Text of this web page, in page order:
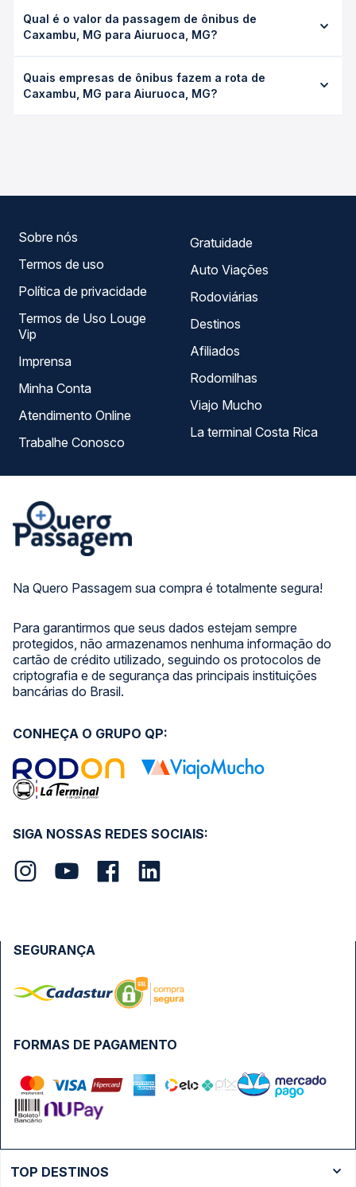
leva em média 0h 55min, podendo variar conforme a
viação, o tipo de serviço (convencional, executivo ou
exata de cada opção na data desejada.
Qual é o valor da passagem de ônibus de
Caxambu, MG para Aiuruoca, MG?
Aiuruoca, MG custa em média R$ 33,00 e varia conforme a
data da viagem, a empresa, o tipo de poltrona e a
Quais empresas de ônibus fazem a rota de
Caxambu, MG para Aiuruoca, MG?
Na Quero Passagem sua compra é totalmente segura!
Para garantirmos que seus dados estejam sempre
protegidos, não armazenamos nenhuma informação do
cartão de crédito utilizado, seguindo os protocolos de
criptografia e de segurança das principais instituições
bancárias do Brasil.
Sobre nós
Termos de uso
Política de privacidade
Termos de Uso Louge
Vip
Imprensa
Minha Conta
Atendimento Online
Trabalhe Conosco
Gratuidade
Auto Viações
Rodoviárias
Destinos
Afiliados
Rodomilhas
Viajo Mucho
La terminal Costa Rica
SIGA NOSSAS REDES SOCIAIS:
CONHEÇA O GRUPO QP:
FORMAS DE PAGAMENTO
SEGURANÇA
TOP DESTINOS